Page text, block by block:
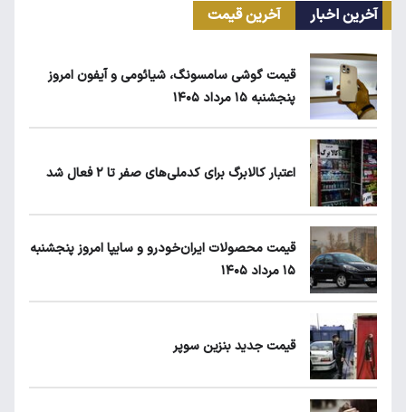
انتقال سهمیه بنزین خودروها به کارت بانکی تا
زمان شارژ کالابرگ با رقم آخر کد ملی صفر تا ۲
نگاه دلار به هرمز
آخرین اخبار آخرین قیمت
قیمت گوشی سامسونگ، شیائومی و آیفون امروز
پنجشنبه ۱۵ مرداد ۱۴۰۵
اعتبار کالابرگ برای کدملی‌های صفر تا ۲ فعال شد
قیمت محصولات ایران‌خودرو و سایپا امروز پنجشنبه
۱۵ مرداد ۱۴۰۵
قیمت جدید بنزین سوپر